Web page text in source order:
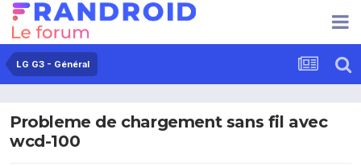
LG G3 - Général
Probleme de chargement sans fil avec
wcd-100